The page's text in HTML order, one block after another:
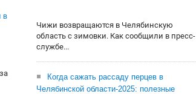
в
Чижи возвращаются в Челябинскую
область с зимовки. Как сообщили в пресс-
службе...
Когда сажать рассаду перцев в
Челябинской области-2025: полезные